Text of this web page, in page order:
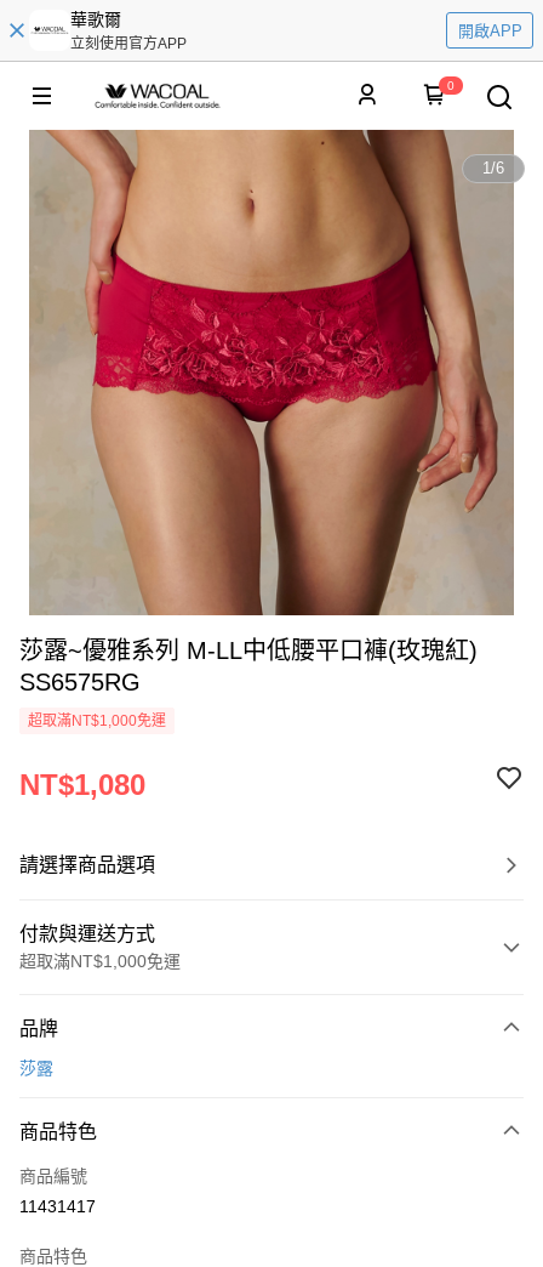
華歌爾
立刻使用官方APP
開啟APP
0
1/6
莎露~優雅系列 M-LL中低腰平口褲(玫瑰紅)
SS6575RG
超取滿NT$1,000免運
NT$1,080
請選擇商品選項
付款與運送方式
超取滿NT$1,000免運
信用卡一次付款
LINE Pay
街口支付
品牌
莎露
商品特色
商品編號
11431417
商品特色